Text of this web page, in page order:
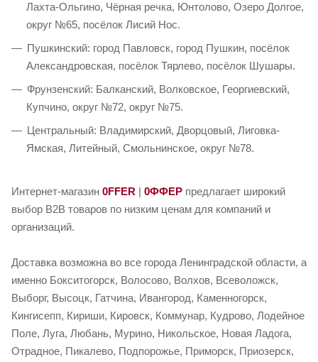
Лахта-Ольгино, Чёрная речка, Юнтолово, Озеро Долгое,
округ №65, посёлок Лисий Нос.
Пушкинский: город Павловск, город Пушкин, посёлок
Александровская, посёлок Тярлево, посёлок Шушары.
Фрунзенский: Балканский, Волковское, Георгиевский,
Купчино, округ №72, округ №75.
Центральный: Владимирский, Дворцовый, Лиговка-
Ямская, Литейный, Смольнинское, округ №78.
Интернет-магазин 0FFER | 0ФФЕР предлагает широкий
выбор B2B товаров по низким ценам для компаний и
организаций.
Доставка возможна во все города Ленинградской области, а
именно Бокситогорск, Волосово, Волхов, Всеволожск,
Выборг, Высоцк, Гатчина, Ивангород, Каменногорск,
Кингисепп, Кириши, Кировск, Коммунар, Кудрово, Лодейное
Поле, Луга, Любань, Мурино, Никольское, Новая Ладога,
Отрадное, Пикалево, Подпорожье, Приморск, Приозерск,